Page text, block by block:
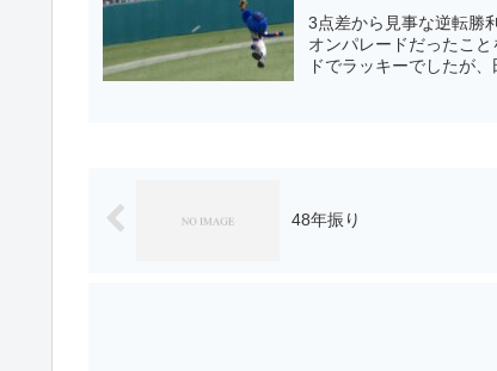
3点差から見事な逆転勝
オンパレードだったこ
ドでラッキーでしたが
48年振り